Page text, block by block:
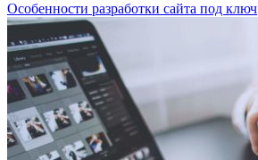
Особенности разработки сайта под ключ